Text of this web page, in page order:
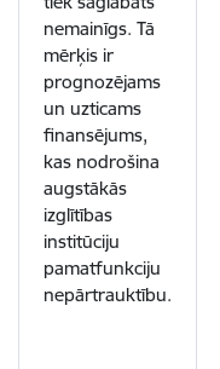
nemainīgs. Tā
mērķis ir
prognozējams
un uzticams
finansējums,
kas nodrošina
augstākās
izglītības
institūciju
pamatfunkciju
nepārtrauktību.